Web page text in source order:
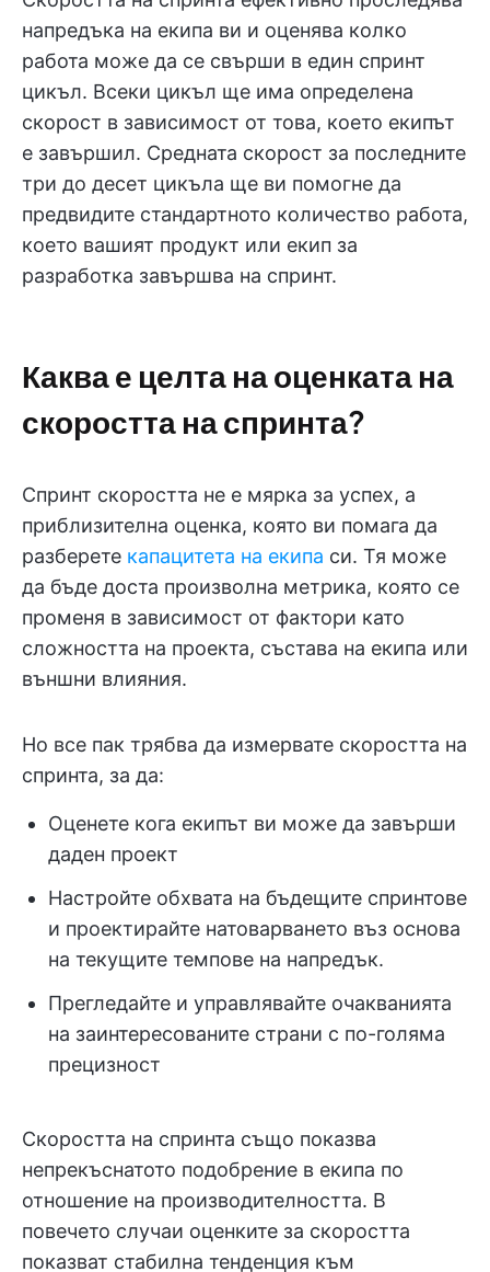
напредъка на екипа ви и оценява колко
работа може да се свърши в един спринт
цикъл. Всеки цикъл ще има определена
скорост в зависимост от това, което екипът
е завършил. Средната скорост за последните
три до десет цикъла ще ви помогне да
предвидите стандартното количество работа,
което вашият продукт или екип за
разработка завършва на спринт.
Каква е целта на оценката на
скоростта на спринта?
Спринт скоростта не е мярка за успех, а
приблизителна оценка, която ви помага да
разберете капацитета на екипа си. Тя може
да бъде доста произволна метрика, която се
променя в зависимост от фактори като
сложността на проекта, състава на екипа или
външни влияния.
Но все пак трябва да измервате скоростта на
спринта, за да:
Оценете кога екипът ви може да завърши
даден проект
Настройте обхвата на бъдещите спринтове
и проектирайте натоварването въз основа
на текущите темпове на напредък.
Прегледайте и управлявайте очакванията
на заинтересованите страни с по-голяма
прецизност
Скоростта на спринта също показва
непрекъснатото подобрение в екипа по
отношение на производителността. В
повечето случаи оценките за скоростта
показват стабилна тенденция към